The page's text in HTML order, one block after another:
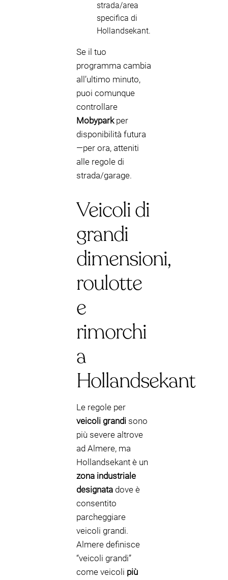
strada/area
specifica di
Hollandsekant.
Se il tuo
programma cambia
all’ultimo minuto,
puoi comunque
controllare
Mobyparkper
disponibilità futura
—per ora, atteniti
alle regole di
strada/garage.
Veicoli di
grandi
dimensioni,
roulotte
e
rimorchi
a
Hollandsekant
Le regole per
veicoli grandi sono
più severe altrove
ad Almere, ma
Hollandsekant è un
zona industriale
designata dove è
consentito
parcheggiare
veicoli grandi.
Almere definisce
“veicoli grandi”
come veicoli più